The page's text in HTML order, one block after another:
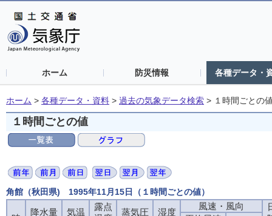
ホーム 防災情報 各種データ・
ホーム > 各種データ・資料 > 過去の気象データ検索 > １時間ごとの
１時間ごとの値
角館（秋田県) 1995年11月15日（１時間ごとの値）
降水量
気温
露点
蒸気圧
湿度
風速・風向